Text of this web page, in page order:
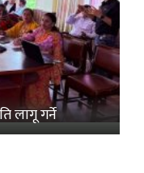
लागू गर्ने